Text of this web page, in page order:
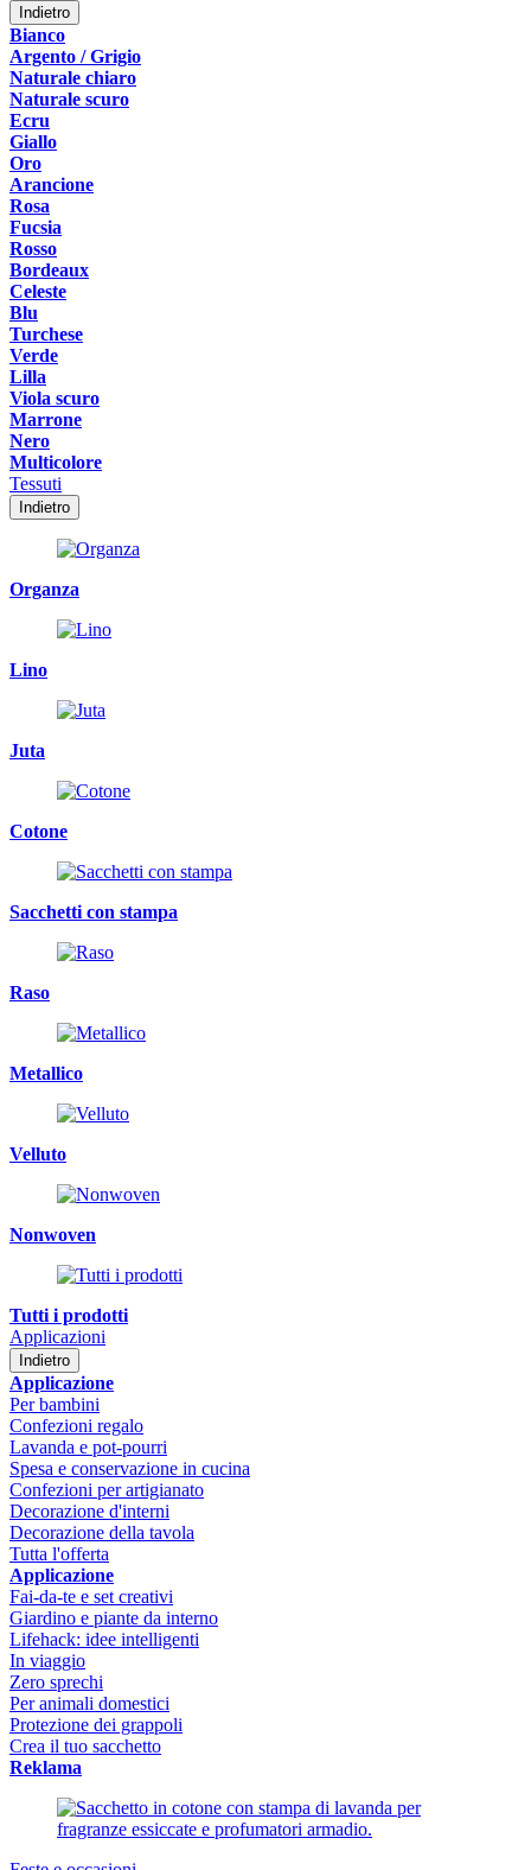
Indietro
Bianco
Argento / Grigio
Naturale chiaro
Naturale scuro
Ecru
Giallo
Oro
Arancione
Rosa
Fucsia
Rosso
Bordeaux
Celeste
Blu
Turchese
Verde
Lilla
Viola scuro
Marrone
Nero
Multicolore
Tessuti
Indietro
Organza
Lino
Juta
Cotone
Sacchetti con stampa
Raso
Metallico
Velluto
Nonwoven
Tutti i prodotti
Applicazioni
Indietro
Applicazione
Per bambini
Confezioni regalo
Lavanda e pot-pourri
Spesa e conservazione in cucina
Confezioni per artigianato
Decorazione d'interni
Decorazione della tavola
Tutta l'offerta
Applicazione
Fai-da-te e set creativi
Giardino e piante da interno
Lifehack: idee intelligenti
In viaggio
Zero sprechi
Per animali domestici
Protezione dei grappoli
Crea il tuo sacchetto
Reklama